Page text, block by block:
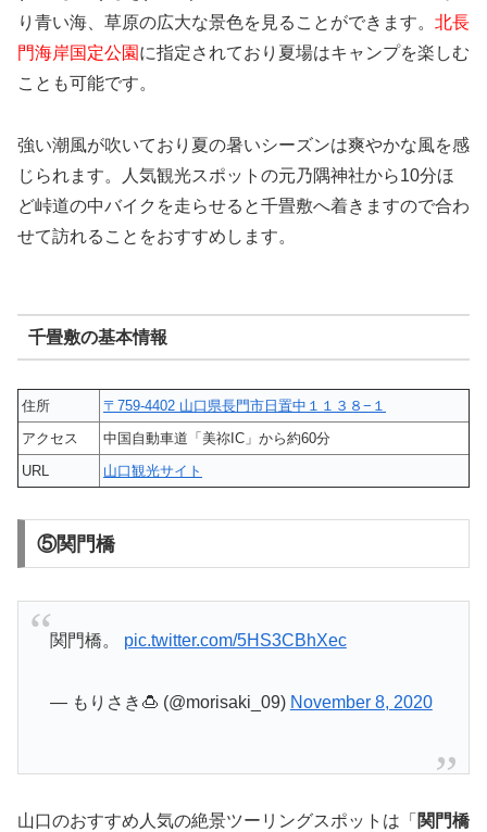
り青い海、草原の広大な景色を見ることができます。 北長
門海岸国定公園 に指定されており夏場はキャンプを楽しむ
ことも可能です。
強い潮風が吹いており夏の暑いシーズンは爽やかな風を感
じられます。人気観光スポットの元乃隅神社から10分ほ
ど峠道の中バイクを走らせると千畳敷へ着きますので合わ
せて訪れることをおすすめします。
千畳敷の基本情報
住所
〒759-4402 山口県長門市日置中１１３８−１
アクセス
中国自動車道「美祢IC」から約60分
URL
山口観光サイト
⑤関門橋
関門橋。 pic.twitter.com/5HS3CBhXec
— もりさき🍮 (@morisaki_09) November 8, 2020
山口のおすすめ人気の絶景ツーリングスポットは「 関門橋